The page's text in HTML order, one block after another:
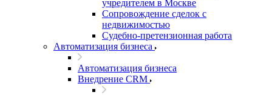
учредителем в Москве
Сопровождение сделок с
недвижимостью
Судебно-претензионная работа
Автоматизация бизнеса
Автоматизация бизнеса
Внедрение CRM